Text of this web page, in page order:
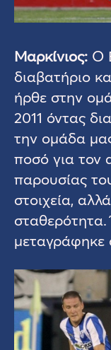
Μαρκίνιος: Ο
διαβατήριο
ήρθε στην
2011 όντας
την ομάδα
ποσό για τον
παρουσίας
στοιχεία,
μεταγράφηκε